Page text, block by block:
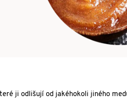
ji odlišují od jakéhokoli jiného